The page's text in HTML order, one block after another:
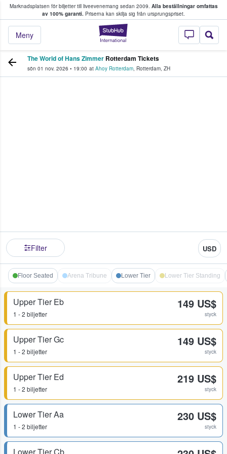
Marknadsplatsen för biljetter till liveevenemang sedan 2009. Alla beställningar omfattas
av 100% garanti. Priserna kan skilja sig från ursprungspriset.
StubHub – där
Meny
köper och säljer biljetter.
The World of Hans Zimmer Rotterdam Tickets
sön 01 nov. 2026 • 19:00 at Ahoy Rotterdam, Rotterdam, ZH
Filter USD
Floor Seated Arena Tribune Lower Tier Lower Tier Standing
Upper Tier Eb
1 - 2 biljetter
149 US$
styck
Upper Tier Gc
1 - 2 biljetter
149 US$
styck
Upper Tier Ed
1 - 2 biljetter
219 US$
styck
Lower Tier Aa
1 - 2 biljetter
230 US$
styck